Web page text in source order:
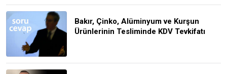
Bakır, Çinko, Alüminyum ve Kurşun
Ürünlerinin Tesliminde KDV Tevkifatı